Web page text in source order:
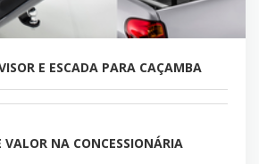
E ESCADA PARA CAÇAMBA
VALOR NA CONCESSIONÁRIA